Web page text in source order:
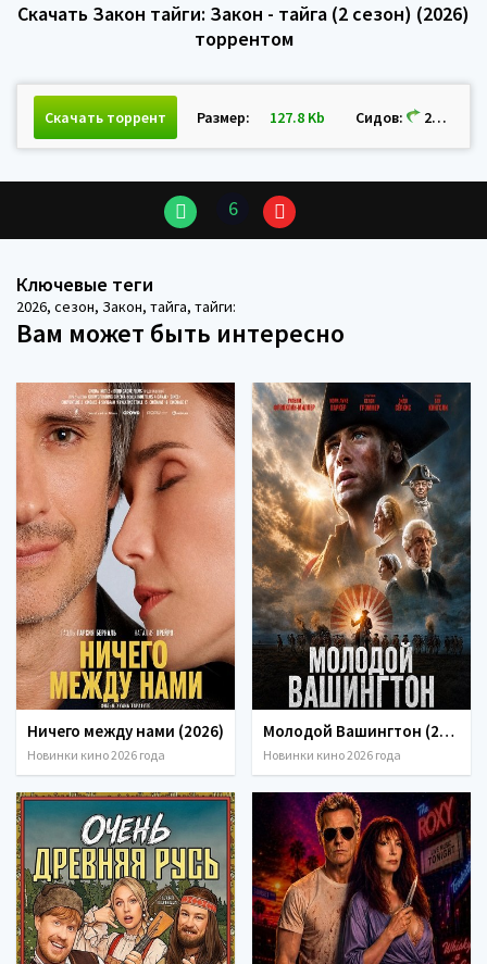
Скачать Закон тайги: Закон - тайга (2 сезон) (2026)
торрентом
Скачать торрент Размер: 127.8 Kb Сидов: 210 Пиров:
6
Ключевые теги
2026, сезон, Закон, тайга, тайги:
Вам может быть интересно
Ничего между нами (2026)
Новинки кино 2026 года
Молодой Вашингтон (2026)
Новинки кино 2026 года